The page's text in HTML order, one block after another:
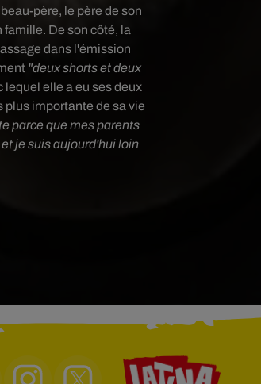
père, le père de son
De son côté, la
dans l'émission
"deux shorts et deux
lequel elle a eu ses deux
plus importante de sa vie
parce que mes parents
je suis aujourd'hui loin